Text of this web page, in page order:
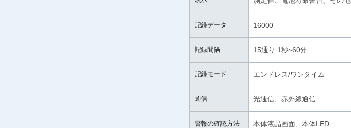
記録データ 16000
記録間隔 15通り 1秒~60分
記録モード エンドレス/ワンタイム
通信 光通信、赤外線通信
警報の確認方法 本体液晶画面、本体LED